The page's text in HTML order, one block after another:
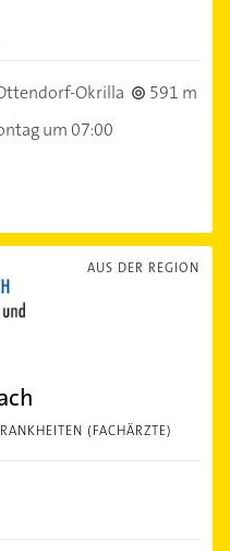
Okrilla
591 m
um 07:00
AUS DER REGION
(FACHÄRZTE)